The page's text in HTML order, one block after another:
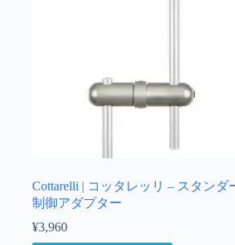
Cottarelli | コッタレッリ – スタンダ
制御アダプター
¥3,960